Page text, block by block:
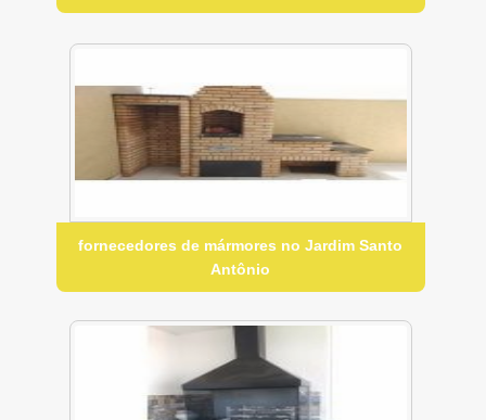
fornecedores de mármores no Jardim Santo
Antônio